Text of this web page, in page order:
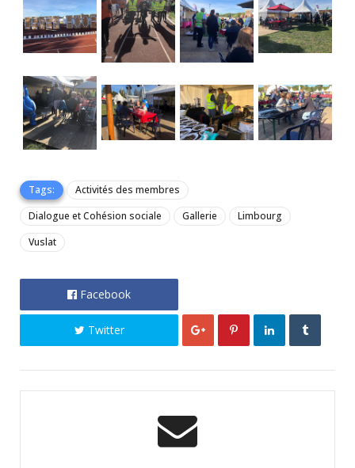
Tags:
Activités des membres
Dialogue et Cohésion sociale
Gallerie
Limbourg
Vuslat
Facebook
Twitter